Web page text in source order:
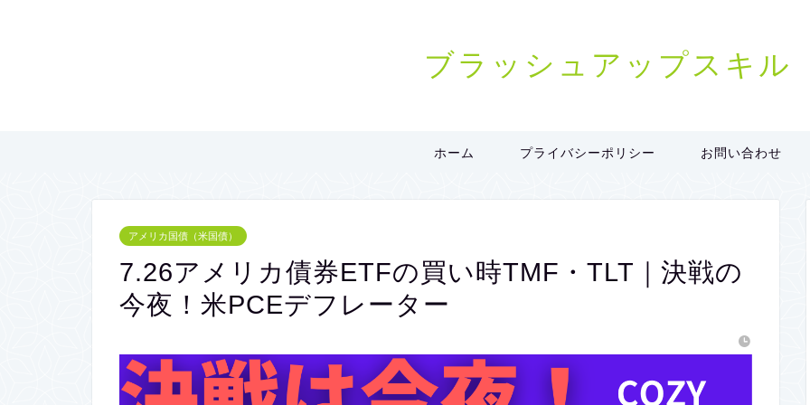
ブラッシュアップスキル
ホーム プライバシーポリシー お問い合わせ
アメリカ国債（米国債）
7.26アメリカ債券ETFの買い時TMF・TLT｜決戦の
今夜！米PCEデフレーター